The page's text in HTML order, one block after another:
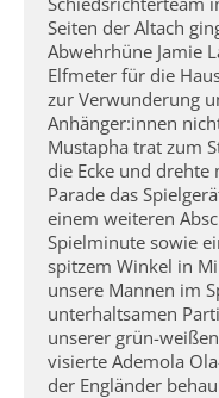
Seiten der Altach
Abwehrhüne Jamie
Elfmeter für die
zur Verwunderung
Anhänger:innen
Mustapha trat zum
die Ecke und
Parade das
einem weiteren
Spielminute sowie
spitzem Winkel in
unsere Mannen im
unterhaltsamen
unserer grün-
visierte Ademola
der Engländer